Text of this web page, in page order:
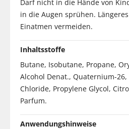
Darf nicht in die Hände von
in die Augen sprühen.
Einatmen vermeiden.
Inhaltsstoffe
Butane, Isobutane, Propane,
Alcohol Denat., Quaternium-
Chloride, Propylene Glycol,
Parfum.
Anwendungshinweise